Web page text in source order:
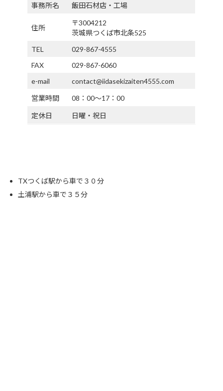
事務所名 飯田石材店・工場
住所
〒3004212
茨城県つくば市北条525
TEL
029-867-4555
FAX
029-867-6060
e-mail
contact@iidasekizaiten4555.com
営業時間
08：00～17：00
定休日 日曜・祝日
TXつくば駅から車で３０分
土浦駅から車で３５分